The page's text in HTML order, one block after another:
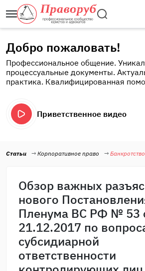
Добро пожаловать!
Профессиональное общение.
процессуальные документы.
практика. Квалифицированная
Приветственное видео
Статьи Корпоративное право Банкротство
Обзор важных
нового
Пленума ВС РФ № 53
21.12.2017 по
субсидиарной
ответственности